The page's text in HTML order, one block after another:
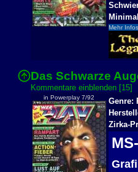
Mehr
Das Schwarze
Kommentare einblenden [15]
in Powerplay 7/92
Genre:
Zirka-